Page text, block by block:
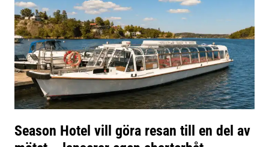
Season Hotel vill göra resan till en del av